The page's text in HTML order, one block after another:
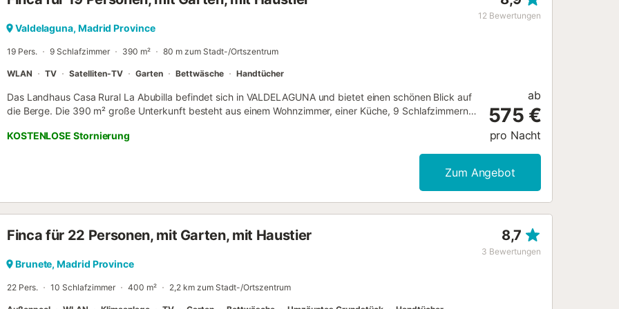
12 Bewertungen
Valdelaguna, Madrid Province
19 Pers. 9 Schlafzimmer 390 m² 80 m zum Stadt-/Ortszentrum
WLAN TV Satelliten-TV Garten Bettwäsche Handtücher
Das Landhaus Casa Rural La Abubilla befindet sich in VALDELAGUNA und bietet einen schönen Blick auf
die Berge. Die 390 m² große Unterkunft besteht aus einem Wohnzimmer, einer Küche, 9 Schlafzimmern
einem eigenen Arbeitsplatz für Homeoffice, ein TV sowie eine Waschmaschine. Die Finca verfügt über
einen privaten Außenbereich mit Garten, Terrasse und Grill. Maximal 2 Haustiere sind erlaubt. Das Feiern
KOSTENLOSE Stornierung
ab
575 €
pro Nacht
Zum Angebot
Finca für 22 Personen, mit Garten, mit Haustier 8,7
3 Bewertungen
Brunete, Madrid Province
22 Pers. 10 Schlafzimmer 400 m² 2,2 km zum Stadt-/Ortszentrum